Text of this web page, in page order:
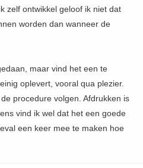
zelf ontwikkel geloof ik niet dat
worden dan wanneer de
maar vind het een te
oplevert, vooral qua plezier.
procedure volgen. Afdrukken is
vind ik wel dat het een goede
een keer mee te maken hoe